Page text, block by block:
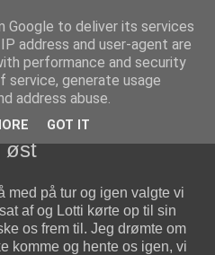
rav i (en skøn?) tre-enighed
øst
med på tur og igen valgte vi
af og Lotti kørte op til sin
os frem til. Jeg drømte om
komme og hente os igen, vi
Google to deliver its services
address and user-agent are
performance and security
generate usage
address abuse.
GOT IT